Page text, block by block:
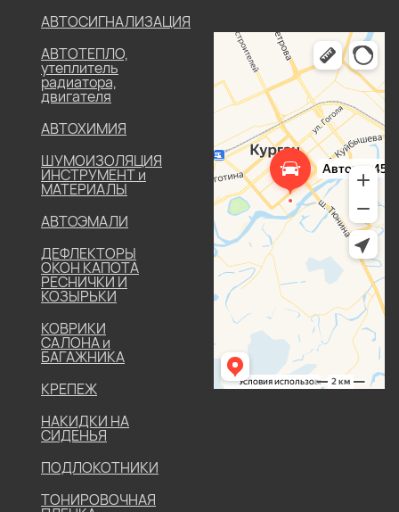
АВТОСИГНАЛИЗАЦИЯ
АВТОТЕПЛО,
утеплитель
радиатора,
двигателя
АВТОХИМИЯ
ШУМОИЗОЛЯЦИЯ
ИНСТРУМЕНТ и
МАТЕРИАЛЫ
АВТОЭМАЛИ
ДЕФЛЕКТОРЫ
ОКОН КАПОТА
РЕСНИЧКИ И
КОЗЫРЬКИ
КОВРИКИ
САЛОНА и
БАГАЖНИКА
КРЕПЕЖ
НАКИДКИ НА
СИДЕНЬЯ
ПОДЛОКОТНИКИ
ТОНИРОВОЧНАЯ